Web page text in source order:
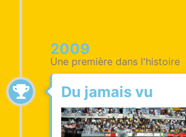
2009
Une première dans l'histoire
Du jamais vu